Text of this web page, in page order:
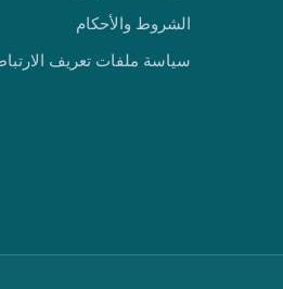
الشروط والأحكام
سياسة ملفات تعريف